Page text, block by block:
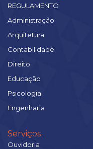
REGULAMENTO
Administração
Arquitetura
Contabilidade
Direito
Educação
Psicologia
Engenharia
Serviços
Ouvidoria